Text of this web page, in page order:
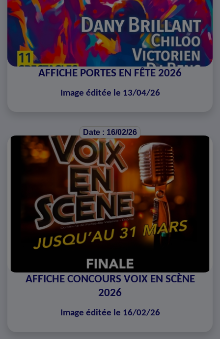
AFFICHE PORTES EN FÊTE 2026
Image éditée le 13/04/26
Date : 16/02/26
AFFICHE CONCOURS VOIX EN SCÈNE
2026
Image éditée le 16/02/26